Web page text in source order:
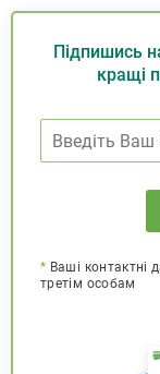
Підпишись
кращі
* Ваші контактні
третім особам